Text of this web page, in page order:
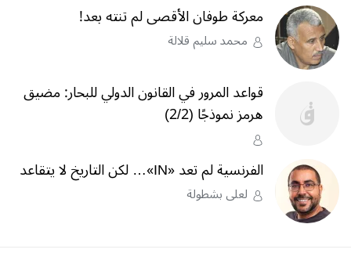
معركة طوفان الأقصى لم تنته بعد!
محمد سليم قلالة
قواعد المرور في القانون الدولي للبحار: مضيق
هرمز نموذجًا (2/2)
الفرنسية لم تعد «IN»… لكن التاريخ لا يتقاعد
لعلى بشطولة